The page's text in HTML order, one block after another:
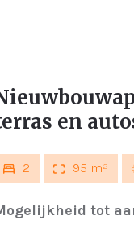
en
2 95 m²
tot